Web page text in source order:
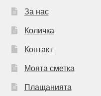
За нас
Количка
Контакт
Моята сметка
Плащанията